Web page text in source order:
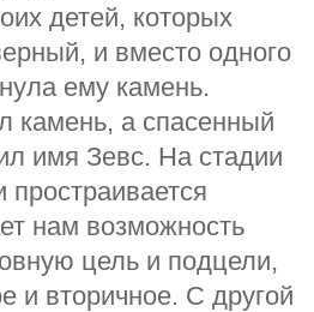
детей, которых
и вместо одного
ему камень.
камень, а спасенный
имя Зевс. На стадии
простраивается
нам возможность
цель и подцели,
и вторичное. С другой